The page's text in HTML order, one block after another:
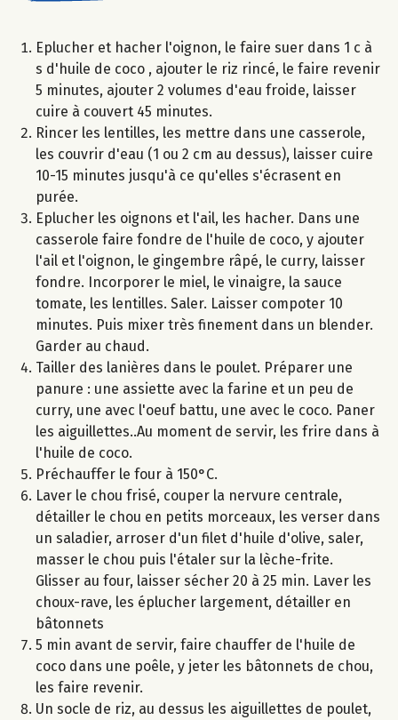
Eplucher et hacher l'oignon, le faire suer dans 1 c à
s d'huile de coco , ajouter le riz rincé, le faire revenir
5 minutes, ajouter 2 volumes d'eau froide, laisser
cuire à couvert 45 minutes.
Rincer les lentilles, les mettre dans une casserole,
les couvrir d'eau (1 ou 2 cm au dessus), laisser cuire
10-15 minutes jusqu'à ce qu'elles s'écrasent en
purée.
Eplucher les oignons et l'ail, les hacher. Dans une
casserole faire fondre de l'huile de coco, y ajouter
l'ail et l'oignon, le gingembre râpé, le curry, laisser
fondre. Incorporer le miel, le vinaigre, la sauce
tomate, les lentilles. Saler. Laisser compoter 10
minutes. Puis mixer très finement dans un blender.
Garder au chaud.
Tailler des lanières dans le poulet. Préparer une
panure : une assiette avec la farine et un peu de
curry, une avec l'oeuf battu, une avec le coco. Paner
les aiguillettes..Au moment de servir, les frire dans à
l'huile de coco.
Préchauffer le four à 150°C.
Laver le chou frisé, couper la nervure centrale,
détailler le chou en petits morceaux, les verser dans
un saladier, arroser d'un filet d'huile d'olive, saler,
masser le chou puis l'étaler sur la lèche-frite.
Glisser au four, laisser sécher 20 à 25 min. Laver les
choux-rave, les éplucher largement, détailler en
bâtonnets
5 min avant de servir, faire chauffer de l'huile de
coco dans une poêle, y jeter les bâtonnets de chou,
les faire revenir.
Un socle de riz, au dessus les aiguillettes de poulet,